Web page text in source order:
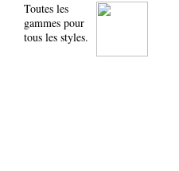
Toutes les
gammes pour
tous les styles.